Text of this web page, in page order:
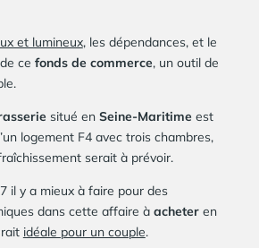
et lumineux, les dépendances, et le
ce fonds de commerce, un outil de
situé enSeine-Maritime est
logement F4 avec trois chambres,
serait à prévoir.
il y a mieux à faire pour des
dans cette affaire à acheteren
idéale pour un couple.